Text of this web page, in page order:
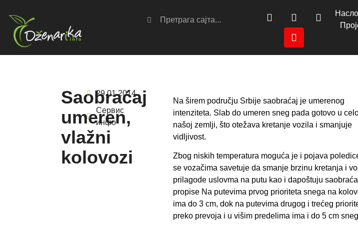
Saobraćaj
umeren,
vlažni
kolovozi
29.01.2014.
Сервис
инфо
Na širem području Srbije saobraćaj je umerenog
intenziteta. Slab do umeren sneg pada gotovo u
našoj zemlji, što otežava kretanje vozila i smanjuje
vidljivost.
Zbog niskih temperatura moguća je i pojava
se vozačima savetuje da smanje brzinu kretanja i
prilagode uslovma na putu kao i dapoštuju
propise Na putevima prvog prioriteta snega na
ima do 3 cm, dok na putevima drugog i trećeg
preko prevoja i u višim predelima ima i do 5 cm